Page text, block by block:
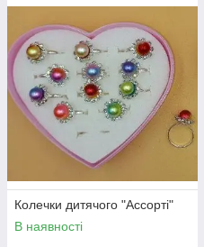
Колечки дитячого "Ассорті"
В наявності